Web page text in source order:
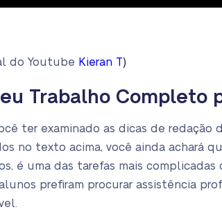
do Youtube Kieran T)
Trabalho Completo
ter examinado as dicas de
no texto acima, você ainda achará
é uma das tarefas mais
prefiram procurar assistência